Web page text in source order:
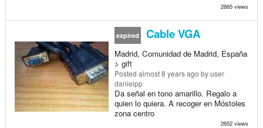
2665 views
expired Cable VGA
Madrid, Comunidad de Madrid, España
> gift
Posted almost 8 years ago by user
danielpp
Da señal en tono amarillo. Regalo a
quien lo quiera. A recoger en Móstoles
zona centro
2652 views